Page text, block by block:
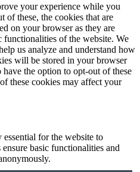
your experience while you
of these, the cookies that are
on your browser as they are
of the website. We
us analyze and understand how
will be stored in your browser
the option to opt-out of these
these cookies may affect your
essential for the website to
basic functionalities and